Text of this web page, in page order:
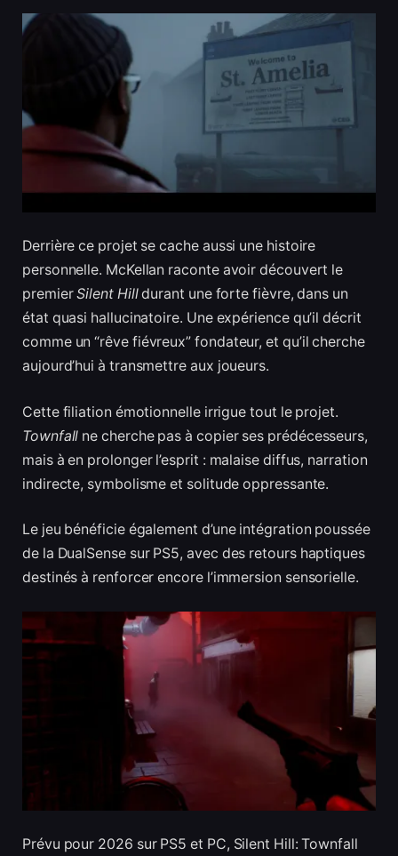
Derrière ce projet se cache aussi une histoire
personnelle. McKellan raconte avoir découvert le
premierSilent Hilldurant une forte fièvre, dans un
état quasi hallucinatoire. Une expérience qu’il décrit
comme un “rêve fiévreux” fondateur, et qu’il cherche
aujourd’hui à transmettre aux joueurs.
Cette filiation émotionnelle irrigue tout le projet.
Townfall ne cherche pas à copier ses prédécesseurs,
mais à en prolonger l’esprit : malaise diffus, narration
indirecte, symbolisme et solitude oppressante.
Le jeu bénéficie également d’une intégration poussée
de la DualSense sur PS5, avec des retours haptiques
destinés à renforcer encore l’immersion sensorielle.
Prévu pour 2026 sur PS5 et PC, Silent Hill: Townfall